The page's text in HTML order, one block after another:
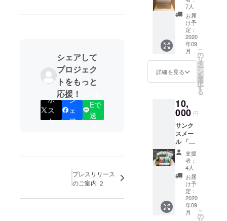
シェアして
プロジェク
トをもっと
応援！
ポ
ス
ト
シ
ェ
ア
Eで
送
プレスリリース
のご案内 ２
（500円
相当）
※後日、
配送さ
れま
す。
合会よ
り、熱
い感謝
のお礼
メール
をお届
けしま
す」
「DOC
OREふ
くおか
ショッ
プ」か
らの
「何が
入って
いるか
は開け
てから
のお楽
しみ
DOCOR
Eお楽し
みセッ
ト」
（1,500
7人
お届
け予
定：
2020
年09
月
詳細を見る
こ
の
リ
タ
ー
ン
を
選
択
す
る
10,
000 円
サンク
スメー
ル 「福
岡県商
工会連
合会よ
り、熱
い感謝
のお礼
メール
をお届
けしま
支援
者：
4人
お届
け予
定：
2020
年09
月
こ
の